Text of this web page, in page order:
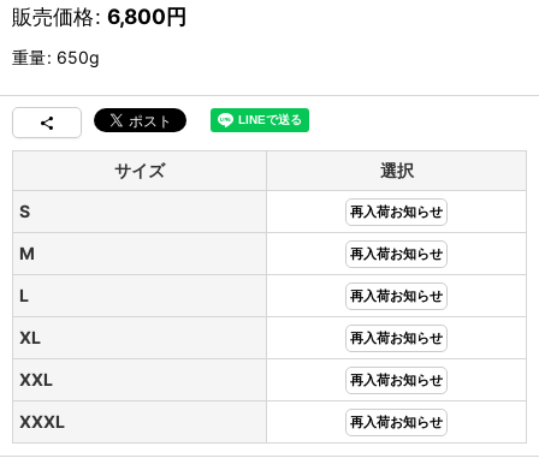
販売価格: 6,800円
重量: 650g
サイズ
選択
S
再入荷お知らせ
M 再入荷お知らせ
L 再入荷お知らせ
XL 再入荷お知らせ
XXL 再入荷お知らせ
XXXL 再入荷お知らせ